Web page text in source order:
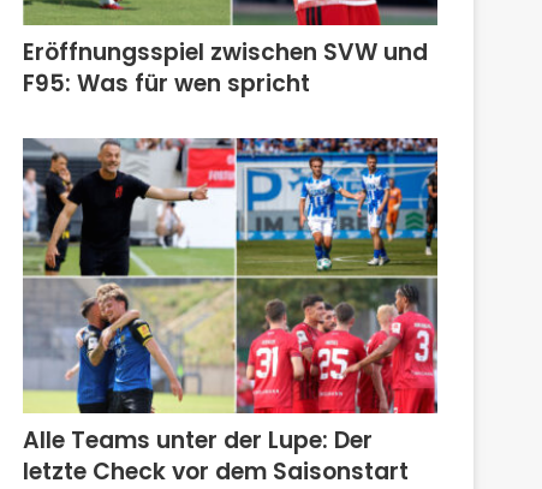
Eröffnungsspiel zwischen SVW und
F95: Was für wen spricht
Alle Teams unter der Lupe: Der
letzte Check vor dem Saisonstart